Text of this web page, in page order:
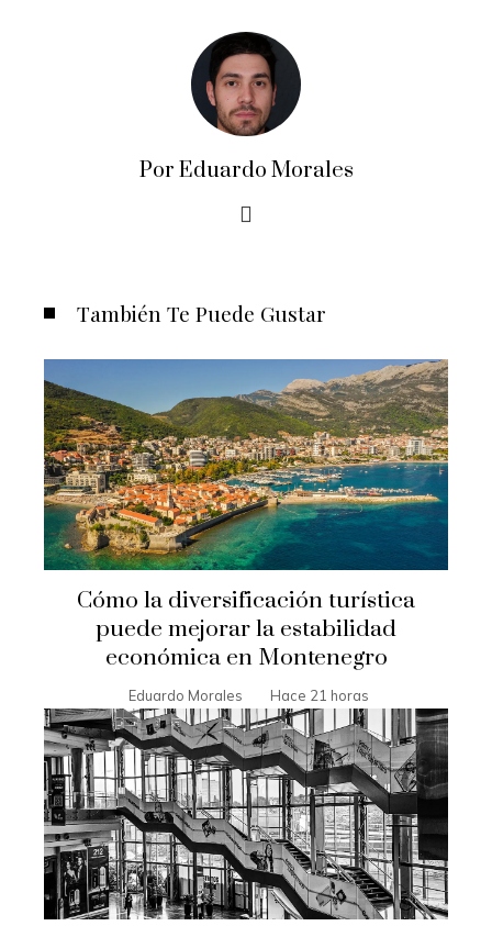
Por Eduardo Morales
También Te Puede Gustar
Cómo la diversificación turística
puede mejorar la estabilidad
económica en Montenegro
Eduardo Morales Hace 21 horas